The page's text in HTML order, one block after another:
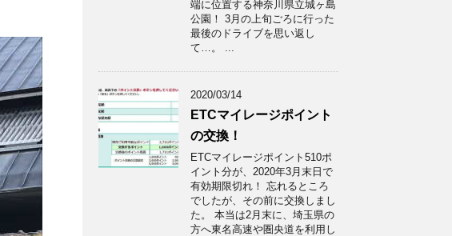
端に位置する神奈川県立城ヶ島
公園！ 3月の上旬ごろに行った
最後のドライブを思い返し
て…。 ...
2020/03/14
ETCマイレージポイント
の交換！
ETCマイレージポイント510ポ
イント分が、2020年3月末日で
有効期限切れ！ 忘れるところ
でしたが、その前に交換しまし
た。 本当は2月末に、埼玉県の
方へ東名高速や圏央道を利用し